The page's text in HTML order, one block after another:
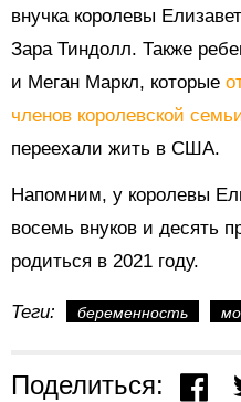
внучка королевы
Зара Тиндолл. Также
и Меган Маркл, которые
членов королевской
переехали жить в США.
Напомним, у королевы
восемь внуков и десять
родиться в 2021 году.
Теги: беременность
Поделиться: